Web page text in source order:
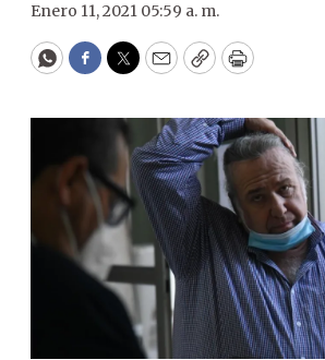
Enero 11, 2021 05:59 a. m.
WhatsApp
Facebook
Twitter
EmailCopyPrint